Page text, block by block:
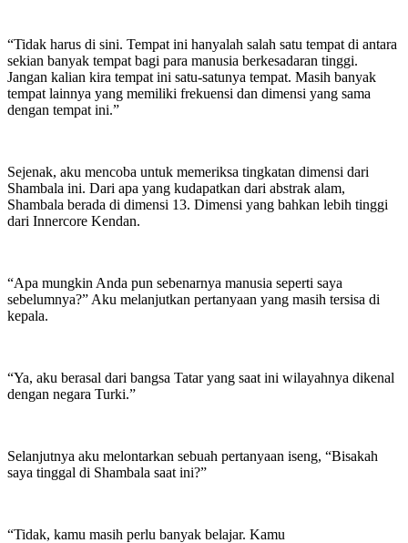
“Tidak harus di sini. Tempat ini hanyalah salah satu tempat di antara
sekian banyak tempat bagi para manusia berkesadaran tinggi.
Jangan kalian kira tempat ini satu-satunya tempat. Masih banyak
tempat lainnya yang memiliki frekuensi dan dimensi yang sama
dengan tempat ini.”
Sejenak, aku mencoba untuk memeriksa tingkatan dimensi dari
Shambala ini. Dari apa yang kudapatkan dari abstrak alam,
Shambala berada di dimensi 13. Dimensi yang bahkan lebih tinggi
dari Innercore Kendan.
“Apa mungkin Anda pun sebenarnya manusia seperti saya
sebelumnya?” Aku melanjutkan pertanyaan yang masih tersisa di
kepala.
“Ya, aku berasal dari bangsa Tatar yang saat ini wilayahnya dikenal
dengan negara Turki.”
Selanjutnya aku melontarkan sebuah pertanyaan iseng, “Bisakah
saya tinggal di Shambala saat ini?”
“Tidak, kamu masih perlu banyak belajar. Kamu